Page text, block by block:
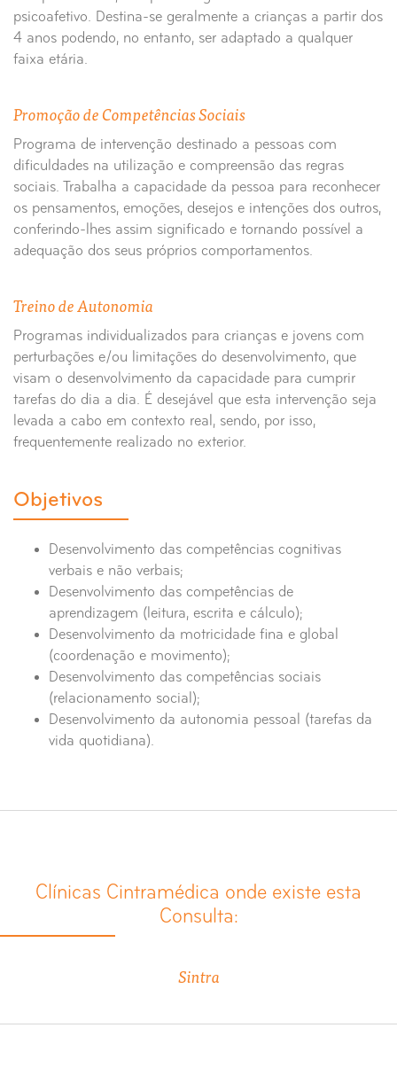
psicoafetivo. Destina-se geralmente a crianças a partir dos
4 anos podendo, no entanto, ser adaptado a qualquer
faixa etária.
Promoção de Competências Sociais
Programa de intervenção destinado a pessoas com
dificuldades na utilização e compreensão das regras
sociais. Trabalha a capacidade da pessoa para reconhecer
os pensamentos, emoções, desejos e intenções dos outros,
conferindo-lhes assim significado e tornando possível a
adequação dos seus próprios comportamentos.
Treino de Autonomia
Programas individualizados para crianças e jovens com
perturbações e/ou limitações do desenvolvimento, que
visam o desenvolvimento da capacidade para cumprir
tarefas do dia a dia. É desejável que esta intervenção seja
levada a cabo em contexto real, sendo, por isso,
frequentemente realizado no exterior.
Objetivos
Desenvolvimento das competências cognitivas
verbais e não verbais;
Desenvolvimento das competências de
aprendizagem (leitura, escrita e cálculo);
Desenvolvimento da motricidade fina e global
(coordenação e movimento);
Desenvolvimento das competências sociais
(relacionamento social);
Desenvolvimento da autonomia pessoal (tarefas da
vida quotidiana).
Clínicas Cintramédica onde existe esta
Consulta:
Sintra